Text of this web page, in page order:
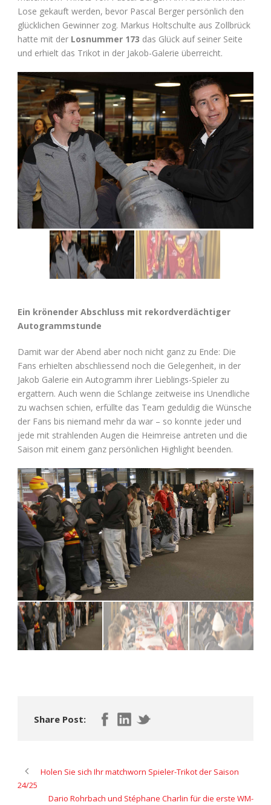
Lose gekauft werden, bevor Pascal Berger persönlich den
glücklichen Gewinner zog. Markus Holtschulte aus Zollbrück
hatte mit der Losnummer 173 das Glück auf seiner Seite
und erhielt das Trikot in der Jakob-Galerie überreicht.
Ein krönender Abschluss mit rekordverdächtiger
Autogrammstunde
Damit war der Abend aber noch nicht ganz zu Ende: Die
Fans erhielten abschliessend noch die Gelegenheit, in der
Jakob Galerie ein Autogramm ihrer Lieblings-Spieler zu
ergattern. Auch wenn die Schlange zeitweise ins Unendliche
zu wachsen schien, erfüllte das Team geduldig die Wünsche
der Fans bis niemand mehr da war – so konnte jeder und
jede mit strahlenden Augen die Heimreise antreten und die
Saison mit einem ganz persönlichen Highlight beenden.
Share Post:
Holen Sie sich Ihr matchworn Spieler-Trikot der Saison
24/25
Dario Rohrbach und Stéphane Charlin für die erste WM-